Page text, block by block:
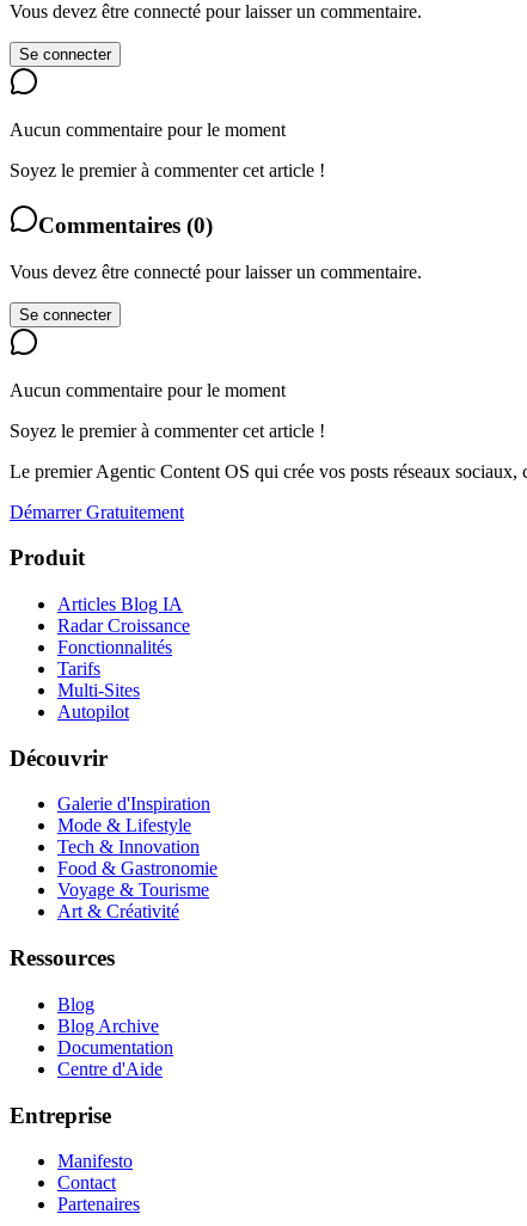
Vous devez être connecté pour laisser un commentaire.
Se connecter
Aucun commentaire pour le moment
Soyez le premier à commenter cet article !
Commentaires (0)
Vous devez être connecté pour laisser un commentaire.
Se connecter
Aucun commentaire pour le moment
Soyez le premier à commenter cet article !
Le premier Agentic Content OS qui crée vos posts réseaux
Démarrer Gratuitement
Produit
Articles Blog IA
Radar Croissance
Fonctionnalités
Tarifs
Multi-Sites
Autopilot
Découvrir
Galerie d'Inspiration
Mode & Lifestyle
Tech & Innovation
Food & Gastronomie
Voyage & Tourisme
Art & Créativité
Ressources
Blog
Blog Archive
Documentation
Centre d'Aide
Entreprise
Manifesto
Contact
Partenaires